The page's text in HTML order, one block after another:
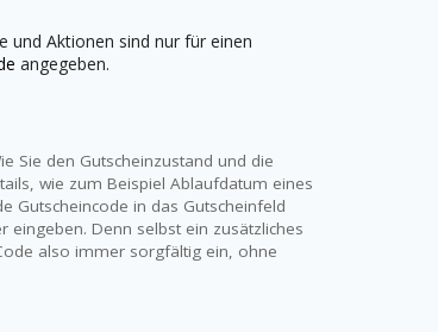
und Aktionen sind nur für einen
angegeben.
Sie den Gutscheinzustand und die
wie zum Beispiel Ablaufdatum eines
Gutscheincode in das Gutscheinfeld
Denn selbst ein zusätzliches
also immer sorgfältig ein, ohne